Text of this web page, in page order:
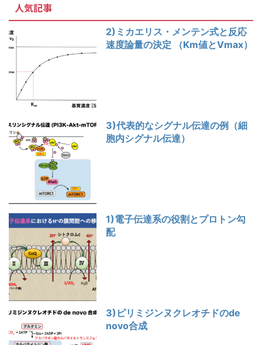
人気記事
2)ミカエリス・メンテン式と反応
速度論量の決定 （Km値とVmax）
3)代表的なシグナル伝達の例（細
胞内シグナル伝達）
1)電子伝達系の役割とプロトン勾
配
3)ピリミジンヌクレオチドのde
novo合成